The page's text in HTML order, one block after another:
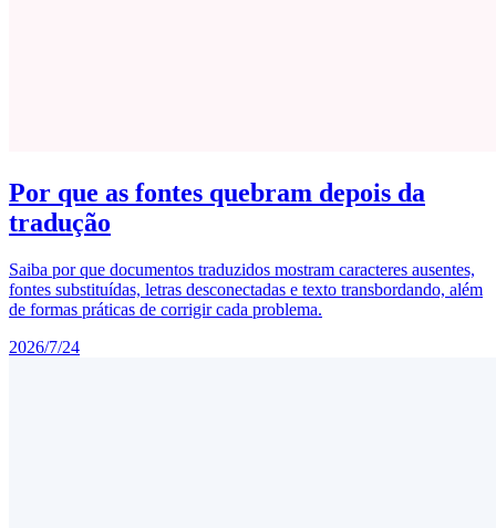
Por que as fontes quebram depois da
tradução
Saiba por que documentos traduzidos mostram caracteres ausentes,
fontes substituídas, letras desconectadas e texto transbordando, além
de formas práticas de corrigir cada problema.
2026/7/24